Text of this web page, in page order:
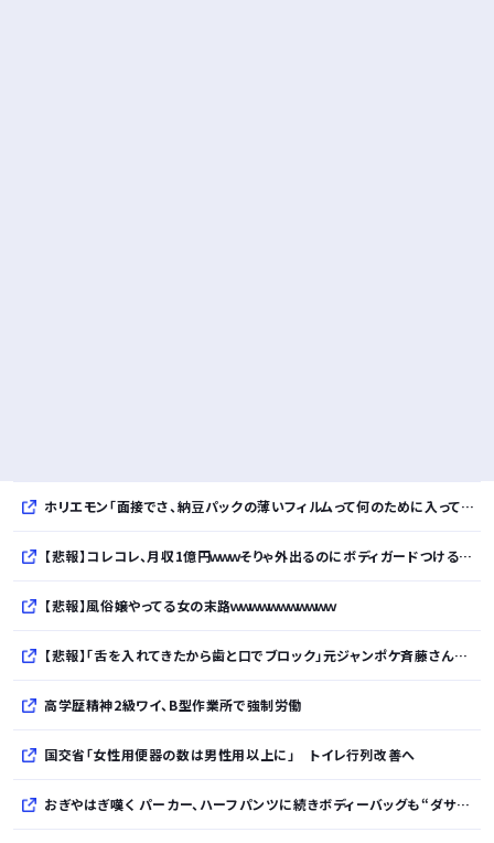
ホリエモン「面接でさ、納豆パックの薄いフィルムって何のために入っていの？って聞くわけ」
【悲報】コレコレ、月収1億円ｗｗｗそりゃ外出るのにボディガードつけるわ…
【悲報】風俗嬢やってる女の末路ｗｗｗｗｗｗｗｗｗｗｗ
【悲報】「舌を入れてきたから歯と口でブロック」元ジャンポケ斉藤さんの不同意性交公判・・・・・・・・・
高学歴精神2級ワイ、B型作業所で強制労働
国交省「女性用便器の数は男性用以上に」 トイレ行列改善へ
おぎやはぎ嘆く パーカー、ハーフパンツに続きボディーバッグも“ダサい”論争に「なんでおじさんだけ言われるの？」